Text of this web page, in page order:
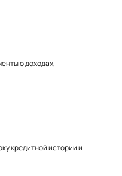
о доходах,
кредитной истории и